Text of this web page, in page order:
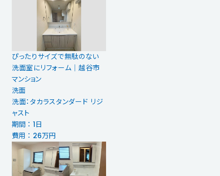
ぴったりサイズで無駄のない
洗面室にリフォーム｜越谷市
マンション
洗面
洗面：タカラスタンダード リジ
ャスト
期間 ： 1日
費用 ： 26万円